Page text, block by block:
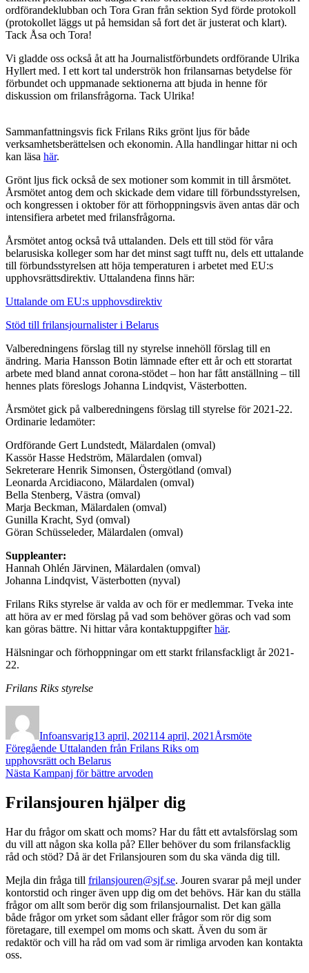
ordförandeklubban och Tora Gran från sektion Syd förde protokoll
(protokollet läggs ut på hemsidan så fort det är justerat och klart).
Tack Åsa och Tora!
Vi gladde oss också åt att ha Journalistförbundets ordförande Ulrika
Hyllert med. I ett kort tal underströk hon frilansarnas betydelse för
förbundet och uppmanade sektionerna att bjuda in henne för
diskussion om frilansfrågorna. Tack Ulrika!
Sammanfattningsvis fick Frilans Riks grönt ljus för både
verksamhetsberättelsen och ekonomin. Alla handlingar hittar ni och
kan läsa här.
Grönt ljus fick också de sex motioner som kommit in till årsmötet.
Årsmötet antog dem och skickade dem vidare till förbundsstyrelsen,
och kongressen i oktober för att förhoppningsvis även antas där och
intensifiera arbetet med frilansfrågorna.
Årsmötet antog också två uttalanden. Dels ett till stöd för våra
belarusiska kolleger som har det minst sagt tufft nu, dels ett uttalande
till förbundsstyrelsen att höja temperaturen i arbetet med EU:s
upphovsrättsdirektiv. Uttalandena finns här:
Uttalande om EU:s upphovsdirektiv
Stöd till frilansjournalister i Belarus
Valberedningens förslag till ny styrelse innehöll förslag till en
ändring. Maria Hansson Botin lämnade efter ett år och ett storartat
arbete med bland annat corona-stödet – hon har fått anställning – till
hennes plats föreslogs Johanna Lindqvist, Västerbotten.
Årsmötet gick på valberedningens förslag till styrelse för 2021-22.
Ordinarie ledamöter:
Ordförande Gert Lundstedt, Mälardalen (omval)
Kassör Hasse Hedström, Mälardalen (omval)
Sekreterare Henrik Simonsen, Östergötland (omval)
Leonarda Arcidiacono, Mälardalen (omval)
Bella Stenberg, Västra (omval)
Marja Beckman, Mälardalen (omval)
Gunilla Kracht, Syd (omval)
Göran Schüsseleder, Mälardalen (omval)
Suppleanter:
Hannah Ohlén Järvinen, Mälardalen (omval)
Johanna Lindqvist, Västerbotten (nyval)
Frilans Riks styrelse är valda av och för er medlemmar. Tveka inte
att höra av er med förslag på vad som behöver göras och vad som
kan göras bättre. Ni hittar våra kontaktuppgifterhär.
Hälsningar och förhoppningar om ett starkt frilansfackligt år 2021-
22.
Frilans Riks styrelse
Infoansvarig13 april, 202114 april, 2021 Årsmöte
Inläggsnavigering
Föregående Föregående
inlägg:
Uttalanden från Frilans Riks om
upphovsrätt och Belarus
Nästa Nästa
Kampanj för bättre arvoden
Frilansjouren hjälper dig
Har du frågor om skatt och moms? Har du fått ett avtalsförslag som
du vill att någon ska kolla på? Eller behöver du som frilansfacklig
råd och stöd? Då är det Frilansjouren som du ska vända dig till.
Mejla din fråga till frilansjouren@sjf.se. Jouren svarar på mejl under
kontorstid och ringer även upp dig om det behövs. Här kan du ställa
frågor om allt som berör dig som frilansjournalist. Det kan gälla
både frågor om yrket som sådant eller frågor som rör dig som
företagare, till exempel om moms och skatt. Även du som är
redaktör och vill ha råd om vad som är rimliga arvoden kan kontakta
oss.